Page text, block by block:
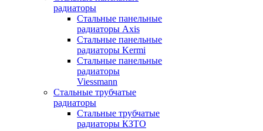
радиаторы
Стальные панельные
радиаторы Axis
Стальные панельные
радиаторы Kermi
Стальные панельные
радиаторы
Viessmann
Стальные трубчатые
радиаторы
Стальные трубчатые
радиаторы КЗТО